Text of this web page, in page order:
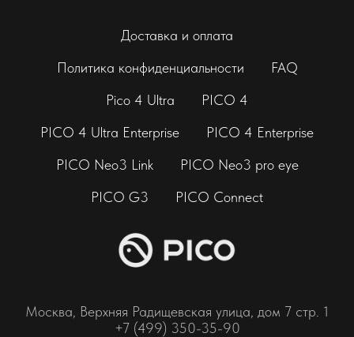
Доставка и оплата
Политика конфиденциальности
FAQ
Pico 4 Ultra
PICO 4
PICO 4 Ultra Enterprise
PICO 4 Enterprise
PICO Neo3 Link
PICO Neo3 pro eye
PICO G3
PICO Connect
Москва, Верхняя Радищевская улица, дом 7 стр. 1
+7 (499) 350-35-90